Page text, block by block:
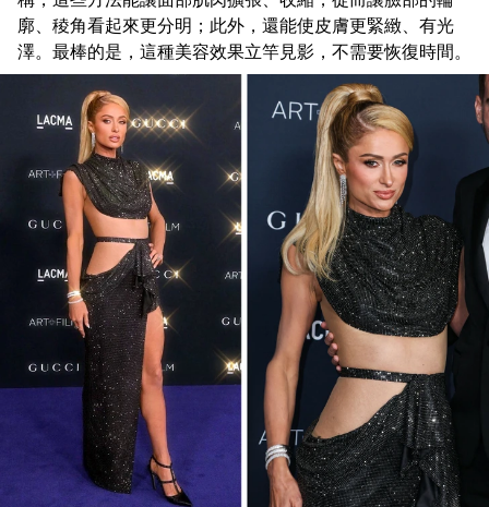
廓、稜角看起來更分明；此外，還能使皮膚更緊緻、有光
澤。最棒的是，這種美容效果立竿見影，不需要恢復時間。